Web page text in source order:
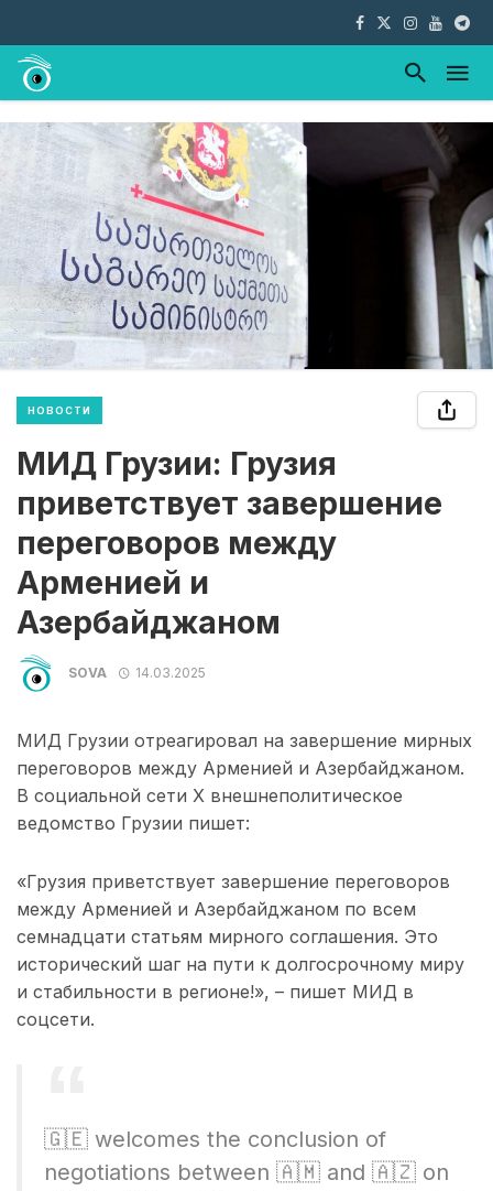
НОВОСТИ
МИД Грузии: Грузия
приветствует завершение
переговоров между
Арменией и
Азербайджаном
SOVA 14.03.2025
МИД Грузии отреагировал на завершение мирных
переговоров между Арменией и Азербайджаном.
В социальной сети X внешнеполитическое
ведомство Грузии пишет:
«Грузия приветствует завершение переговоров
между Арменией и Азербайджаном по всем
семнадцати статьям мирного соглашения. Это
исторический шаг на пути к долгосрочному миру
и стабильности в регионе!», – пишет МИД в
соцсети.
🇬🇪 welcomes the conclusion of
negotiations between 🇦🇲 and 🇦🇿 on